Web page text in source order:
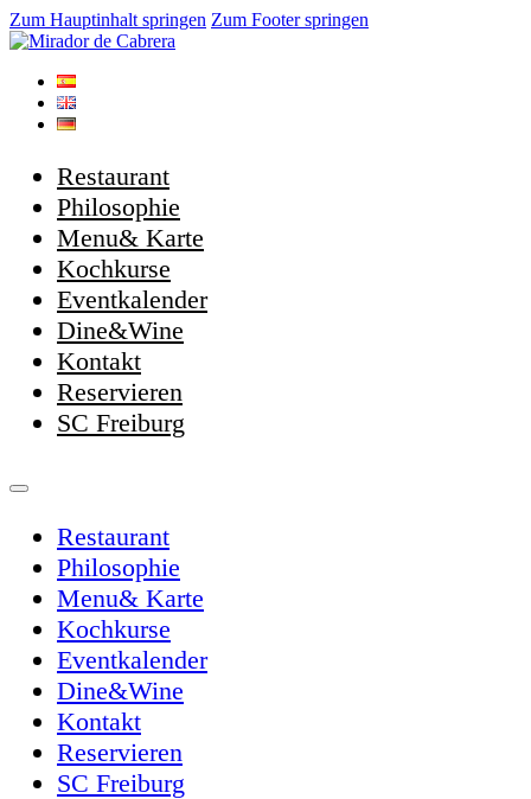
Zum Hauptinhalt springen Zum Footer springen
Restaurant
Philosophie
Menu& Karte
Kochkurse
Eventkalender
Dine&Wine
Kontakt
Reservieren
SC Freiburg
Restaurant
Philosophie
Menu& Karte
Kochkurse
Eventkalender
Dine&Wine
Kontakt
Reservieren
SC Freiburg